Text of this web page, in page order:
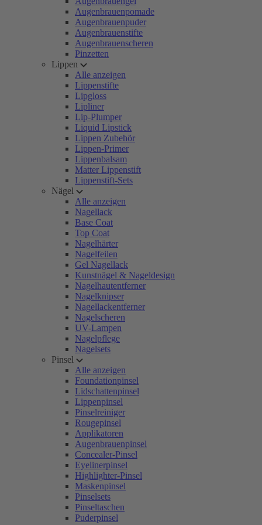
Augenbrauenpomade
Augenbrauenpuder
Augenbrauenstifte
Augenbrauenscheren
Pinzetten
Lippen
Alle anzeigen
Lippenstifte
Lipgloss
Lipliner
Lip-Plumper
Liquid Lipstick
Lippen Zubehör
Lippen-Primer
Lippenbalsam
Matter Lippenstift
Lippenstift-Sets
Nägel
Alle anzeigen
Nagellack
Base Coat
Top Coat
Nagelhärter
Nagelfeilen
Gel Nagellack
Kunstnägel & Nageldesign
Nagelhautentferner
Nagelknipser
Nagellackentferner
Nagelscheren
UV-Lampen
Nagelpflege
Nagelsets
Pinsel
Alle anzeigen
Foundationpinsel
Lidschattenpinsel
Lippenpinsel
Pinselreiniger
Rougepinsel
Applikatoren
Augenbrauenpinsel
Concealer-Pinsel
Eyelinerpinsel
Highlighter-Pinsel
Maskenpinsel
Pinselsets
Pinseltaschen
Puderpinsel